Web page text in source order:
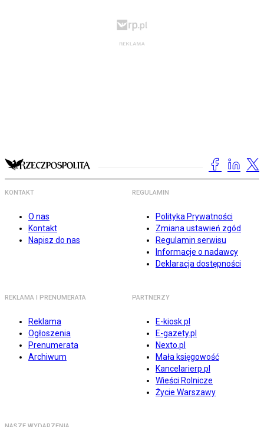
KONTAKT
O nas
Kontakt
Napisz do nas
REGULAMIN
Polityka Prywatności
Zmiana ustawień zgód
Regulamin serwisu
Informacje o nadawcy
Deklaracja dostępności
REKLAMA I PRENUMERATA
Reklama
Ogłoszenia
Prenumerata
Archiwum
PARTNERZY
E-kiosk.pl
E-gazety.pl
Nexto.pl
Mała księgowość
Kancelarierp.pl
Wieści Rolnicze
Życie Warszawy